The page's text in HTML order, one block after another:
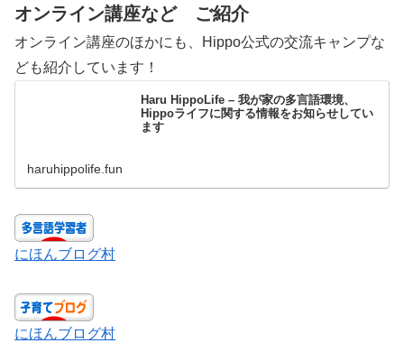
オンライン講座など ご紹介
オンライン講座のほかにも、Hippo公式の交流キャンプな
ども紹介しています！
Haru HippoLife – 我が家の多言語環境、
Hippoライフに関する情報をお知らせしてい
ます
haruhippolife.fun
にほんブログ村
にほんブログ村